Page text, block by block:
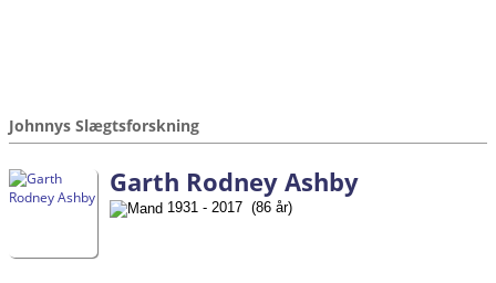
Johnnys Slægtsforskning
Garth Rodney Ashby
1931 - 2017 (86 år)